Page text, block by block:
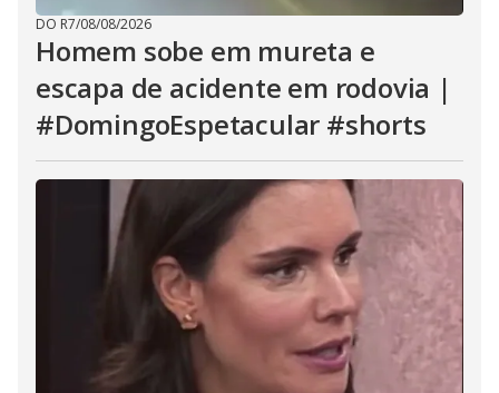
DO R7/08/08/2026
Homem sobe em mureta e
escapa de acidente em rodovia |
#DomingoEspetacular #shorts